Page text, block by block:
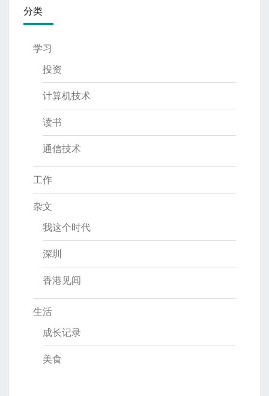
分类
学习
投资
计算机技术
读书
通信技术
工作
杂文
我这个时代
深圳
香港见闻
生活
成长记录
美食